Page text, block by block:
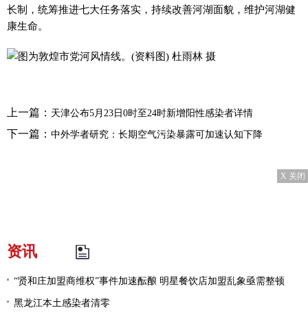
长制，统筹推进七大任务落实，持续改善河湖面貌，维护河湖健
康生命。
上一篇： 天津公布5月23日0时至24时新增阳性感染者详情
下一篇： 中外学者研究：长期空气污染暴露可加速认知下降
X 关闭
资讯
“贤和庄加盟商维权”事件加速酝酿 明星餐饮店加盟乱象亟需整顿
黑龙江本土感染者清零